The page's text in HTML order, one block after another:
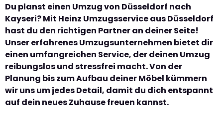
Du planst einen Umzug von Düsseldorf nach
Kayseri? Mit Heinz Umzugsservice aus Düsseldorf
hast du den richtigen Partner an deiner Seite!
Unser erfahrenes Umzugsunternehmen bietet dir
einen umfangreichen Service, der deinen Umzug
reibungslos und stressfrei macht. Von der
Planung bis zum Aufbau deiner Möbel kümmern
wir uns um jedes Detail, damit du dich entspannt
auf dein neues Zuhause freuen kannst.